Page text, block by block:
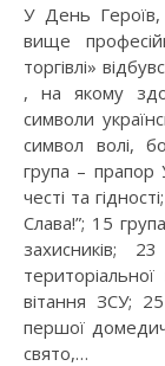
У День Героїв, 23 травня, в ДПТНЗ «Тернопільське
вище
торгівлі»
, на якому
символи
символ волі,
група – прапор
честі та
Слава!”; 15
захисників;
вітання ЗСУ;
першої
свято,…